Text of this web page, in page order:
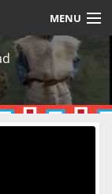
MENU